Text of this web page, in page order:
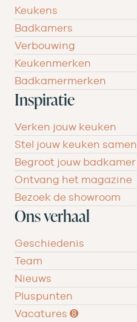
Keukens
Badkamers
Verbouwing
Keukenmerken
Badkamermerken
Inspiratie
Verken jouw keuken
Stel jouw keuken samen
Begroot jouw badkamer
Ontvang het magazine
Bezoek de showroom
Ons verhaal
Geschiedenis
Team
Nieuws
Pluspunten
Vacatures ➑